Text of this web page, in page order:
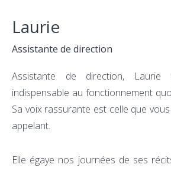
Laurie
Assistante de direction
Assistante de direction, Laurie
indispensable au fonctionnement
Sa voix rassurante est celle que
appelant.
Elle égaye nos journées de ses